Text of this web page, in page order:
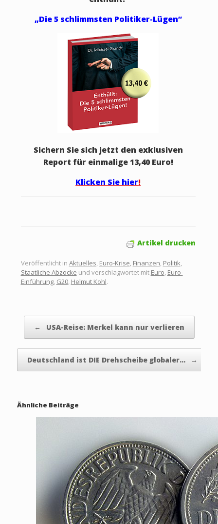
„Die 5 schlimmsten Politiker-Lügen“
Sichern Sie sich jetzt den exklusiven
Report für einmalige 13,40 Euro!
Klicken Sie hier!
Artikel drucken
Veröffentlicht in Aktuelles, Euro-Krise, Finanzen, Politik,
Staatliche Abzocke und verschlagwortet mit Euro, Euro-
Einführung, G20, Helmut Kohl.
← USA-Reise: Merkel kann nur verlieren
Deutschland ist DIE Drehscheibe globaler… →
Ähnliche Beiträge